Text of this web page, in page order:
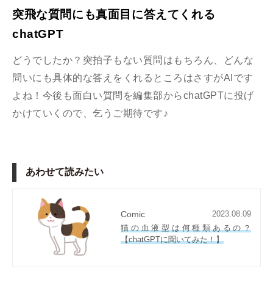
突飛な質問にも真面目に答えてくれる
chatGPT
どうでしたか？突拍子もない質問はもちろん、どんな
問いにも具体的な答えをくれるところはさすがAIです
よね！今後も面白い質問を編集部からchatGPTに投げ
かけていくので、乞うご期待です♪
あわせて読みたい
Comic
2023.08.09
猫の血液型は何種類あるの？
【chatGPTに聞いてみた！】